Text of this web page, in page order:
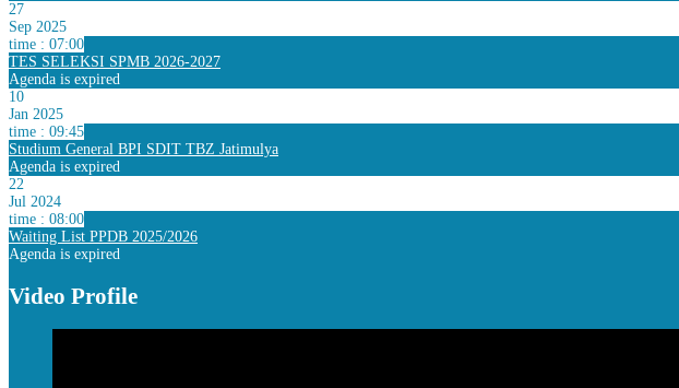
27
Sep 2025
time : 07:00
TES SELEKSI SPMB 2026-2027
Agenda is expired
10
Jan 2025
time : 09:45
Studium General BPI SDIT TBZ Jatimulya
Agenda is expired
22
Jul 2024
time : 08:00
Waiting List PPDB 2025/2026
Agenda is expired
Video Profile